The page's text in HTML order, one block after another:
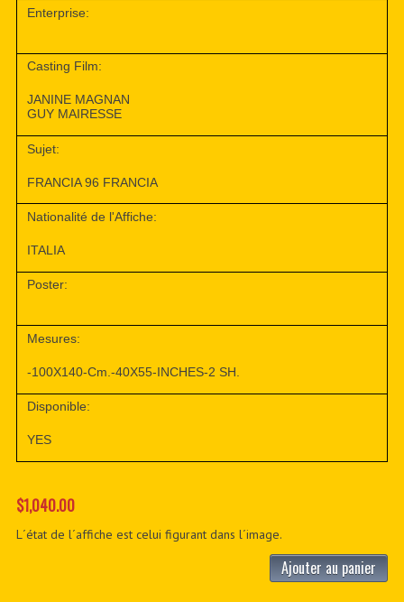
Enterprise:
Casting Film:
JANINE MAGNAN
GUY MAIRESSE
Sujet:
FRANCIA 96 FRANCIA
Nationalité de l'Affiche:
ITALIA
Poster:
Mesures:
-100X140-Cm.-40X55-INCHES-2 SH.
Disponible:
YES
$1,040.00
L´état de l´affiche est celui figurant dans l´image.
Ajouter au panier